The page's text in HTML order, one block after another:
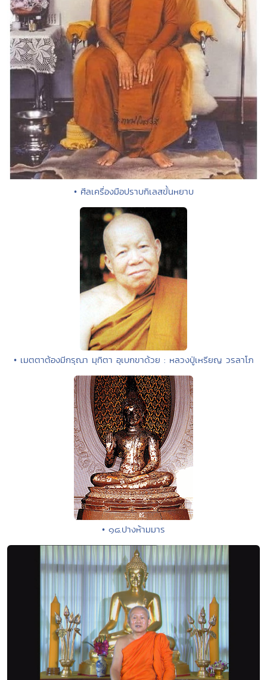
• ศีลเครื่องมือปราบกิเลสขั้นหยาบ
• เมตตาต้องมีกรุณา มุทิตา อุเบกขาด้วย : หลวงปู่เหรียญ วรลาโภ
• ๑๘.ปางห้ามมาร